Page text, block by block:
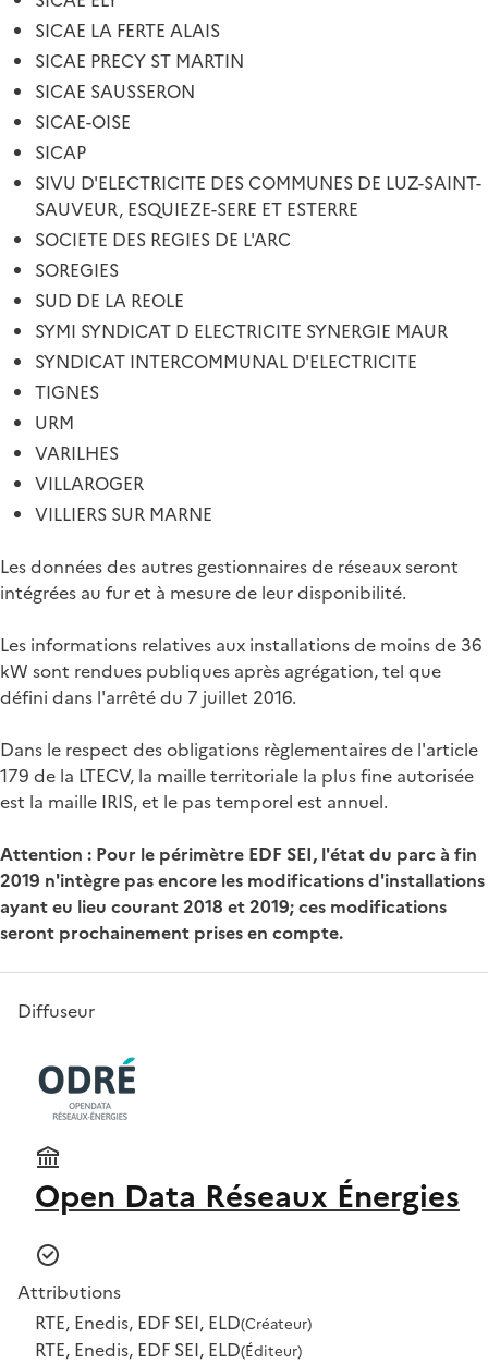
SICAE LA FERTE ALAIS
SICAE PRECY ST MARTIN
SICAE SAUSSERON
SICAE-OISE
SICAP
SIVU D'ELECTRICITE DES COMMUNES DE LUZ-SAINT-
SAUVEUR, ESQUIEZE-SERE ET ESTERRE
SOCIETE DES REGIES DE L'ARC
SOREGIES
SUD DE LA REOLE
SYMI SYNDICAT D ELECTRICITE SYNERGIE MAUR
SYNDICAT INTERCOMMUNAL D'ELECTRICITE
TIGNES
URM
VARILHES
VILLAROGER
VILLIERS SUR MARNE
Les données des autres gestionnaires de réseaux seront
intégrées au fur et à mesure de leur disponibilité.
Les informations relatives aux installations de moins de 36
kW sont rendues publiques après agrégation, tel que
défini dans l'arrêté du 7 juillet 2016.
Dans le respect des obligations règlementaires de l'article
179 de la LTECV, la maille territoriale la plus fine autorisée
est la maille IRIS, et le pas temporel est annuel.
Attention : Pour le périmètre EDF SEI, l'état du parc à fin
2019 n'intègre pas encore les modifications d'installations
ayant eu lieu courant 2018 et 2019; ces modifications
seront prochainement prises en compte.
Diffuseur
Open Data Réseaux Énergies
Attributions
RTE, Enedis, EDF SEI, ELD(Créateur)
RTE, Enedis, EDF SEI, ELD(Éditeur)